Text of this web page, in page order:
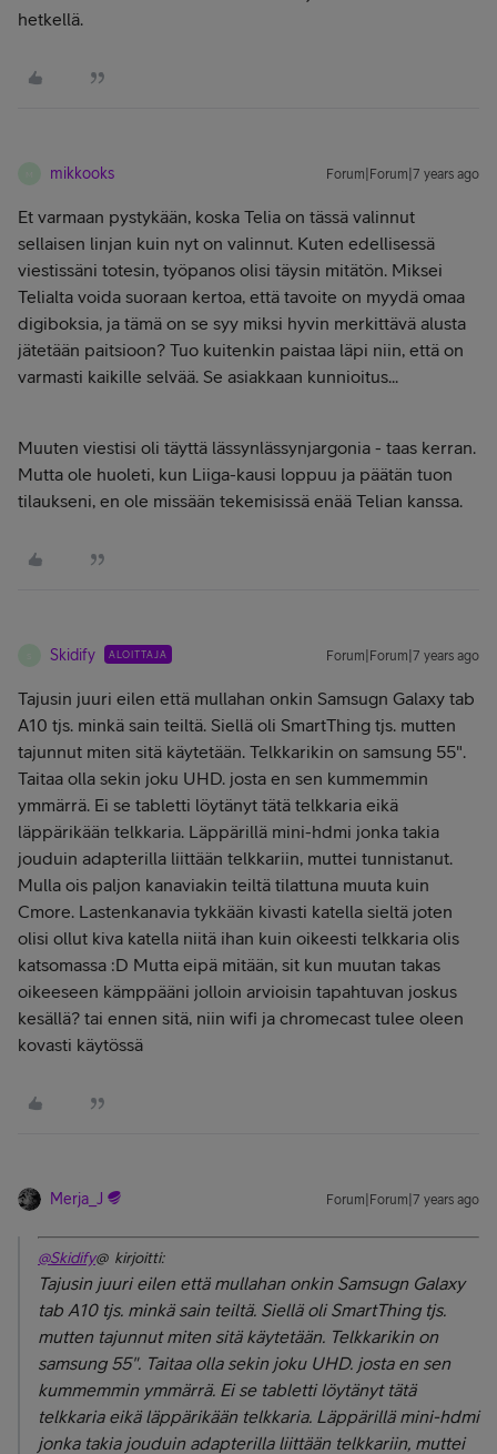
hetkellä.
mikkooks Forum|Forum|7 years ago
Et varmaan pystykään, koska Telia on tässä valinnut
sellaisen linjan kuin nyt on valinnut. Kuten edellisessä
viestissäni totesin, työpanos olisi täysin mitätön. Miksei
Telialta voida suoraan kertoa, että tavoite on myydä omaa
digiboksia, ja tämä on se syy miksi hyvin merkittävä alusta
jätetään paitsioon? Tuo kuitenkin paistaa läpi niin, että on
varmasti kaikille selvää. Se asiakkaan kunnioitus...
Muuten viestisi oli täyttä lässynlässynjargonia - taas kerran.
Mutta ole huoleti, kun Liiga-kausi loppuu ja päätän tuon
tilaukseni, en ole missään tekemisissä enää Telian kanssa.
Skidify ALOITTAJA Forum|Forum|7 years ago
Tajusin juuri eilen että mullahan onkin Samsugn Galaxy tab
A10 tjs. minkä sain teiltä. Siellä oli SmartThing tjs. mutten
tajunnut miten sitä käytetään. Telkkarikin on samsung 55".
Taitaa olla sekin joku UHD. josta en sen kummemmin
ymmärrä. Ei se tabletti löytänyt tätä telkkaria eikä
läppärikään telkkaria. Läppärillä mini-hdmi jonka takia
jouduin adapterilla liittään telkkariin, muttei tunnistanut.
Mulla ois paljon kanaviakin teiltä tilattuna muuta kuin
Cmore. Lastenkanavia tykkään kivasti katella sieltä joten
olisi ollut kiva katella niitä ihan kuin oikeesti telkkaria olis
katsomassa :D Mutta eipä mitään, sit kun muutan takas
oikeeseen kämppääni jolloin arvioisin tapahtuvan joskus
kesällä? tai ennen sitä, niin wifi ja chromecast tulee oleen
kovasti käytössä
Merja_J Forum|Forum|7 years ago
@Skidify@ kirjoitti:
Tajusin juuri eilen että mullahan onkin Samsugn Galaxy
tab A10 tjs. minkä sain teiltä. Siellä oli SmartThing tjs.
mutten tajunnut miten sitä käytetään. Telkkarikin on
samsung 55". Taitaa olla sekin joku UHD. josta en sen
kummemmin ymmärrä. Ei se tabletti löytänyt tätä
telkkaria eikä läppärikään telkkaria. Läppärillä mini-hdmi
jonka takia jouduin adapterilla liittään telkkariin, muttei